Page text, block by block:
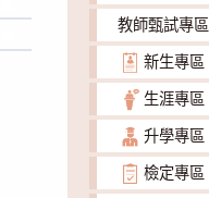
教師甄試專區
新生專區
生涯專區
升學專區
檢定專區